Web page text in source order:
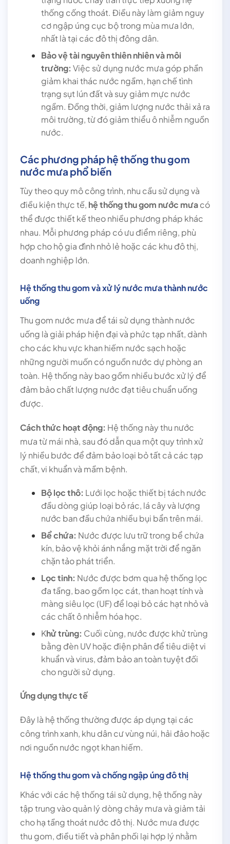
thống cống thoát. Điều này làm giảm nguy
cơ ngập úng cục bộ trong mùa mưa lớn,
nhất là tại các đô thị đông dân.
Bảo vệ tài nguyên thiên nhiên và môi
trường: Việc sử dụng nước mưa góp phần
giảm khai thác nước ngầm, hạn chế tình
trạng sụt lún đất và suy giảm mực nước
ngầm. Đồng thời, giảm lượng nước thải xả ra
môi trường, từ đó giảm thiểu ô nhiễm nguồn
nước.
Các phương pháp hệ thống thu gom
nước mưa phổ biến
Tùy theo quy mô công trình, nhu cầu sử dụng và
điều kiện thực tế, hệ thống thu gom nước mưacó
thể được thiết kế theo nhiều phương pháp khác
nhau. Mỗi phương pháp có ưu điểm riêng, phù
hợp cho hộ gia đình nhỏ lẻ hoặc các khu đô thị,
doanh nghiệp lớn.
Hệ thống thu gom và xử lý nước mưa thành nước
uống
Thu gom nước mưa để tái sử dụng thành nước
uống là giải pháp hiện đại và phức tạp nhất, dành
cho các khu vực khan hiếm nước sạch hoặc
những người muốn có nguồn nước dự phòng an
toàn. Hệ thống này bao gồm nhiều bước xử lý để
đảm bảo chất lượng nước đạt tiêu chuẩn uống
được.
Cách thức hoạt động: Hệ thống này thu nước
mưa từ mái nhà, sau đó dẫn qua một quy trình xử
lý nhiều bước để đảm bảo loại bỏ tất cả các tạp
chất, vi khuẩn và mầm bệnh.
Bộ lọc thô: Lưới lọc hoặc thiết bị tách nước
đầu dòng giúp loại bỏ rác, lá cây và lượng
nước ban đầu chứa nhiều bụi bẩn trên mái.
Bể chứa: Nước được lưu trữ trong bể chứa
kín, bảo vệ khỏi ánh nắng mặt trời để ngăn
chặn tảo phát triển.
Lọc tinh: Nước được bơm qua hệ thống lọc
đa tầng, bao gồm lọc cát, than hoạt tính và
màng siêu lọc (UF) để loại bỏ các hạt nhỏ và
các chất ô nhiễm hóa học.
Khử trùng: Cuối cùng, nước được khử trùng
bằng đèn UV hoặc điện phân để tiêu diệt vi
khuẩn và virus, đảm bảo an toàn tuyệt đối
cho người sử dụng.
Ứng dụng thực tế
Đây là hệ thống thường được áp dụng tại các
công trình xanh, khu dân cư vùng núi, hải đảo hoặc
nơi nguồn nước ngọt khan hiếm.
Hệ thống thu gom và chống ngập úng đô thị
Khác với các hệ thống tái sử dụng, hệ thống này
tập trung vào quản lý dòng chảy mưa và giảm tải
cho hạ tầng thoát nước đô thị. Nước mưa được
thu gom, điều tiết và phân phối lại hợp lý nhằm